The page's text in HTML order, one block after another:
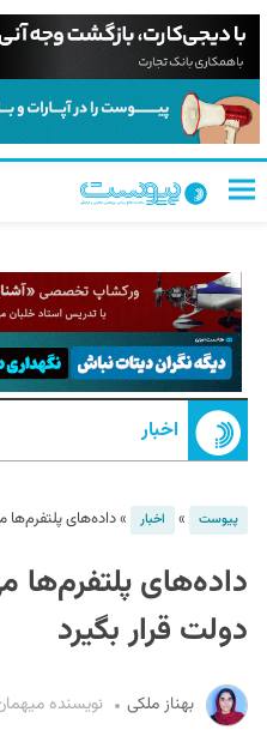
اخبار
پیوست » اخبار »داده‌های پلتفرم‌ها
داده‌های پلتفرم‌ها
دولت قرار بگیرد
بهناز ملکی نویسنده